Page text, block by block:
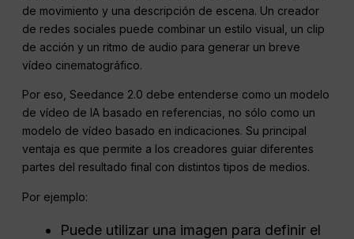
de movimiento y una descripción de escena. Un creador
de redes sociales puede combinar un estilo visual, un clip
de acción y un ritmo de audio para generar un breve
vídeo cinematográfico.
Por eso, Seedance 2.0 debe entenderse como un modelo
de vídeo de IA basado en referencias, no sólo como un
modelo de vídeo basado en indicaciones. Su principal
ventaja es que permite a los creadores guiar diferentes
partes del resultado final con distintos tipos de medios.
Por ejemplo:
Puede utilizar una imagen para definir el